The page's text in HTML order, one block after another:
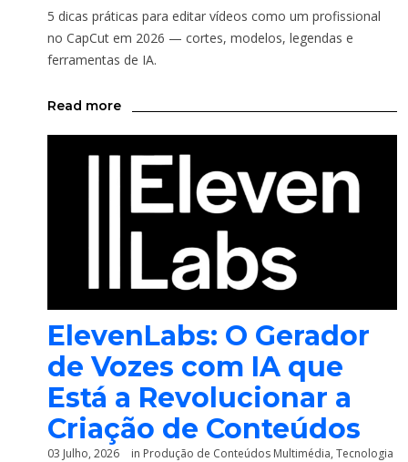
5 dicas práticas para editar vídeos como um profissional
no CapCut em 2026 — cortes, modelos, legendas e
ferramentas de IA.
Read more
ElevenLabs: O Gerador
de Vozes com IA que
Está a Revolucionar a
Criação de Conteúdos
03 Julho, 2026 in Produção de Conteúdos Multimédia, Tecnologia